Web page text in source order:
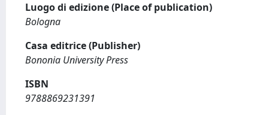
Luogo di edizione (Place of publication)
Bologna
Casa editrice (Publisher)
Bononia University Press
ISBN
9788869231391